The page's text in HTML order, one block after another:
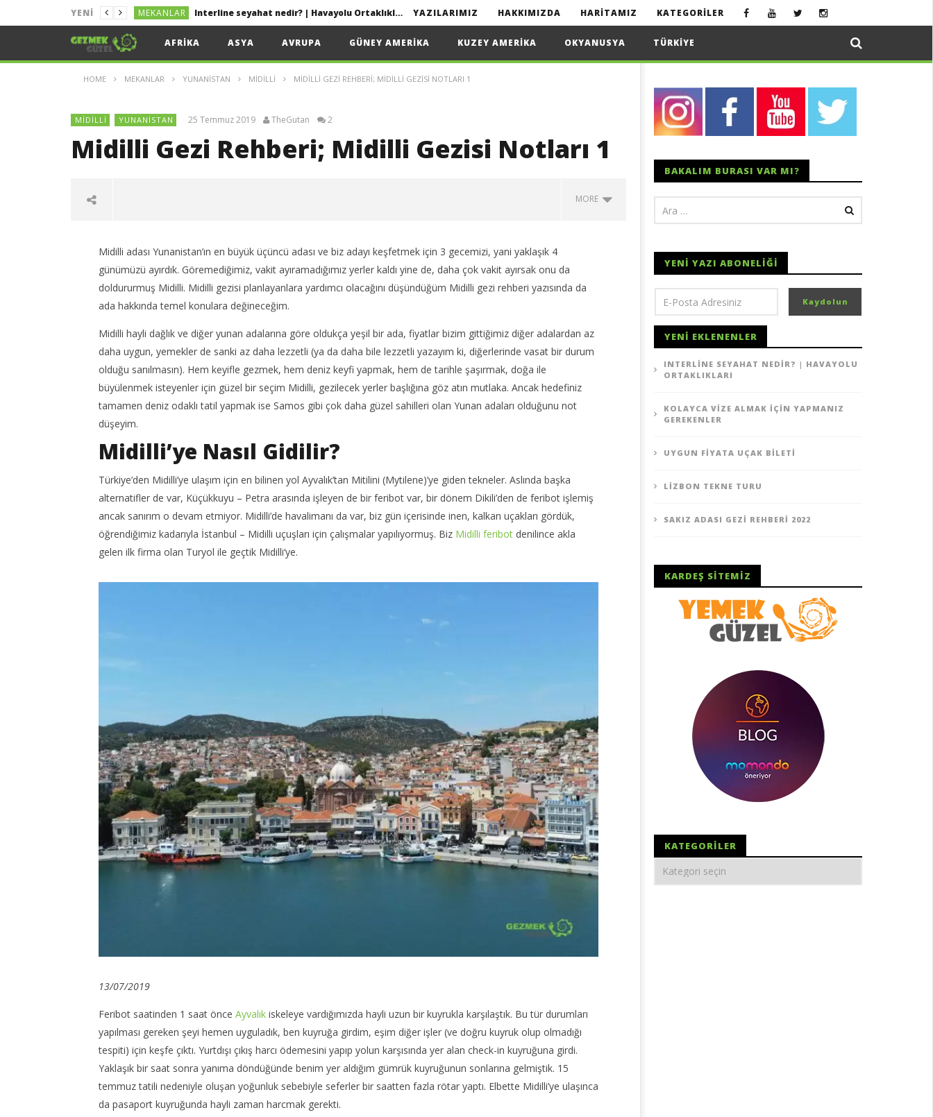
YENI MEKANLAR Interline seyahat nedir? | Havayolu Ortaklıkları
MEKANLAR Kolayca Vize Almak İçin Yapmanız Gerekenler
MEKANLAR Uygun Fiyata Uçak Bileti
LIZBON Lizbon Tekne Turu
YAZILARIMIZ HAKKIMIZDA HARITAMIZ KATEGORILER
AFRIKA ASYA AVRUPA GÜNEY AMERIKA KUZEY AMERIKA OKYANUSYA TÜRKIYE
HOME MEKANLAR YUNANISTAN MIDILLI MIDILLI GEZI REHBERI; MIDILLI GEZISI NOTLARI 1
MIDILLI YUNANISTAN 25 Temmuz 2019 TheGutan 2
Midilli Gezi Rehberi; Midilli Gezisi Notları 1
MORE
NOW VIEWING
Midilli Gezi Rehberi; Midilli
Gezisi Notları 1
Temmuz
2019
TheGutan
Interline seyahat nedir? |
Havayolu Ortaklıkları
Temmuz
Kolayca Vize Almak İçin
Yapmanız Gerekenler
Temmuz
Uygun Fiyata Uçak Bileti
TheGutan
Lizbon Tekne Turu
2019
Midilli adası Yunanistan’ın en büyük üçüncü adası ve biz adayı keşfetmek için 3 gecemizi, yani yaklaşık 4
günümüzü ayırdık. Göremediğimiz, vakit ayıramadığımız yerler kaldı yine de, daha çok vakit ayırsak onu da
doldururmuş Midilli. Midilli gezisi planlayanlara yardımcı olacağını düşündüğüm Midilli gezi rehberi yazısında da
ada hakkında temel konulara değineceğim.
Midilli hayli dağlık ve diğer yunan adalarına göre oldukça yeşil bir ada, fiyatlar bizim gittiğimiz diğer adalardan az
daha uygun, yemekler de sanki az daha lezzetli (ya da daha bile lezzetli yazayım ki, diğerlerinde vasat bir durum
olduğu sanılmasın). Hem keyifle gezmek, hem deniz keyfi yapmak, hem de tarihle şaşırmak, doğa ile
büyülenmek isteyenler için güzel bir seçim Midilli, gezilecek yerler başlığına göz atın mutlaka. Ancak hedefiniz
tamamen deniz odaklı tatil yapmak ise Samos gibi çok daha güzel sahilleri olan Yunan adaları olduğunu not
düşeyim.
Midilli’ye Nasıl Gidilir?
Türkiye’den Midilli’ye ulaşım için en bilinen yol Ayvalık’tan Mitilini (Mytilene)’ye giden tekneler. Aslında başka
alternatifler de var, Küçükkuyu – Petra arasında işleyen de bir feribot var, bir dönem Dikili’den de feribot işlemiş
ancak sanırım o devam etmiyor. Midilli’de havalimanı da var, biz gün içerisinde inen, kalkan uçakları gördük,
öğrendiğimiz kadarıyla İstanbul – Midilli uçuşları için çalışmalar yapılıyormuş. Biz Midilli feribotdenilince akla
gelen ilk firma olan Turyol ile geçtik Midilli‘ye.
13/07/2019
Feribot saatinden 1 saat önce Ayvalıkiskeleye vardığımızda hayli uzun bir kuyrukla karşılaştık. Bu tür durumları
yapılması gereken şeyi hemen uyguladık, ben kuyruğa girdim, eşim diğer işler (ve doğru kuyruk olup olmadığı
tespiti) için keşfe çıktı. Yurtdışı çıkış harcı ödemesini yapıp yolun karşısında yer alan check-in kuyruğuna girdi.
Yaklaşık bir saat sonra yanıma döndüğünde benim yer aldığım gümrük kuyruğunun sonlarına gelmiştik. 15
temmuz tatili nedeniyle oluşan yoğunluk sebebiyle seferler bir saatten fazla rötar yaptı. Elbette Midilli’ye ulaşınca
da pasaport kuyruğunda hayli zaman harcmak gerekti.
BAKALIM BURASI VAR MI?
YENI YAZI ABONELIĞI
YENI EKLENENLER
INTERLINE SEYAHAT NEDIR? | HAVAYOLU
ORTAKLIKLARI
KOLAYCA VIZE ALMAK İÇIN YAPMANIZ
GEREKENLER
UYGUN FIYATA UÇAK BILETI
LIZBON TEKNE TURU
SAKIZ ADASI GEZI REHBERI 2022
KARDEŞ SITEMIZ
KATEGORILER